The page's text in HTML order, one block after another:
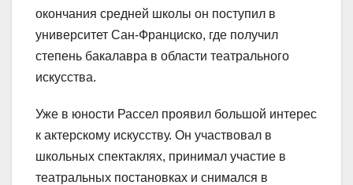
окончания средней школы он поступил в
университет Сан-Франциско, где получил
степень бакалавра в области театрального
искусства.
Уже в юности Рассел проявил большой интерес
к актерскому искусству. Он участвовал в
школьных спектаклях, принимал участие в
театральных постановках и снимался в